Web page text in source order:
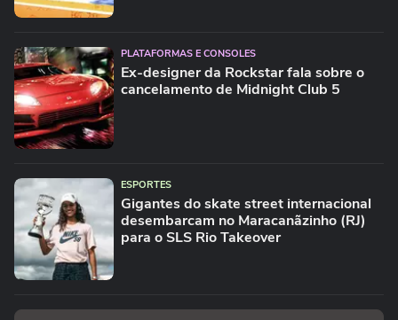
PLATAFORMAS E CONSOLES
Ex-designer da Rockstar fala sobre o
cancelamento de Midnight Club 5
ESPORTES
Gigantes do skate street internacional
desembarcam no Maracanãzinho (RJ)
para o SLS Rio Takeover